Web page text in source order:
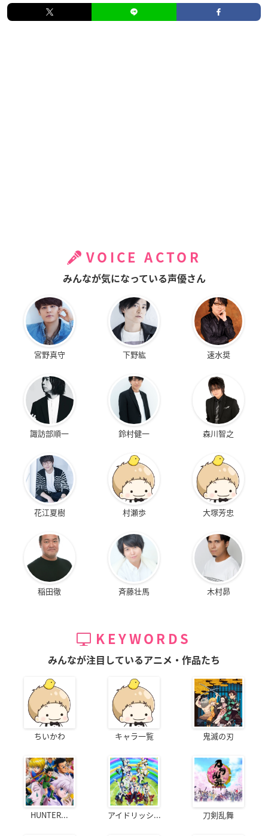
VOICE ACTOR
みんなが気になっている声優さん
宮野真守 下野紘 速水奨
諏訪部順一 鈴村健一 森川智之
花江夏樹 村瀬歩 大塚芳忠
稲田徹 斉藤壮馬 木村昴
KEYWORDS
みんなが注目しているアニメ・作品たち
ちいかわ キャラ一覧 鬼滅の刃
HUNTER... アイドリッシ... 刀剣乱舞